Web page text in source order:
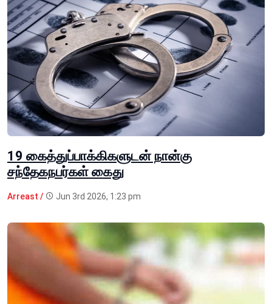
19 கைத்துப்பாக்கிகளுடன் நான்கு
சந்தேகநபர்கள் கைது
Arreast / Jun 3rd 2026, 1:23 pm